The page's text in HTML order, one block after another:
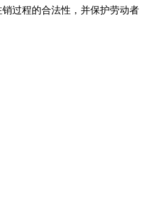
过程的合法性，并保护劳动者